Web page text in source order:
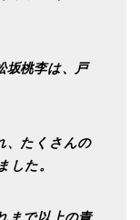
坂桃李は、戸
、たくさんの
した。